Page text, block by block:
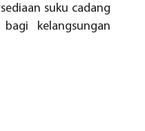
suku cadang
kelangsungan